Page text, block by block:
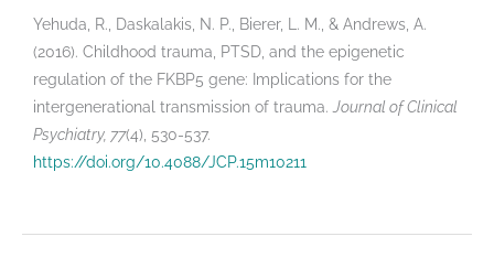
Yehuda, R., Daskalakis, N. P., Bierer, L. M., & Andrews, A.
(2016). Childhood trauma, PTSD, and the epigenetic
regulation of the FKBP5 gene: Implications for the
intergenerational transmission of trauma. Journal of Clinical
Psychiatry, 77(4), 530-537.
https://doi.org/10.4088/JCP.15m10211